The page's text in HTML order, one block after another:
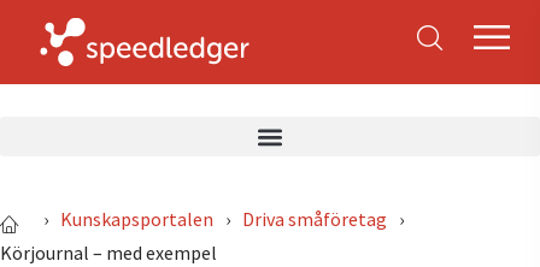
› Kunskapsportalen › Driva småföretag ›
Körjournal – med exempel